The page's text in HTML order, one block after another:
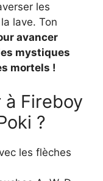
les
lave. Ton
avancer
mystiques
mortels !
Fireboy
?
les flèches